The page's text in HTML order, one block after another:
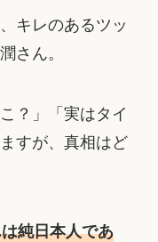
キレのあるツッ
さん。
？」「実はタイ
すが、真相はど
純日本人であ